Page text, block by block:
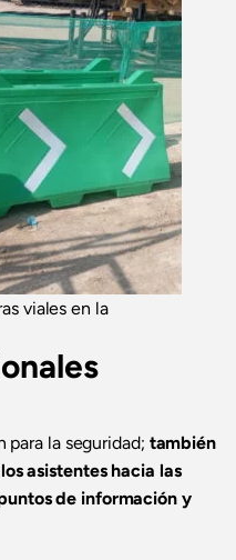
viales en la
para la seguridad; también
asistentes hacia las
de información y